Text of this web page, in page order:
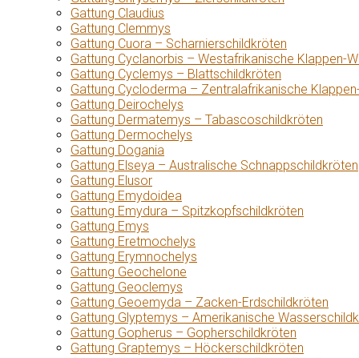
Gattung Claudius
Gattung Clemmys
Gattung Cuora – Scharnierschildkröten
Gattung Cyclanorbis – Westafrikanische Klappen-
Gattung Cyclemys – Blattschildkröten
Gattung Cycloderma – Zentralafrikanische
Gattung Deirochelys
Gattung Dermatemys – Tabascoschildkröten
Gattung Dermochelys
Gattung Dogania
Gattung Elseya – Australische Schnappschildkröten
Gattung Elusor
Gattung Emydoidea
Gattung Emydura – Spitzkopfschildkröten
Gattung Emys
Gattung Eretmochelys
Gattung Erymnochelys
Gattung Geochelone
Gattung Geoclemys
Gattung Geoemyda – Zacken-Erdschildkröten
Gattung Glyptemys – Amerikanische
Gattung Gopherus – Gopherschildkröten
Gattung Graptemys – Höckerschildkröten